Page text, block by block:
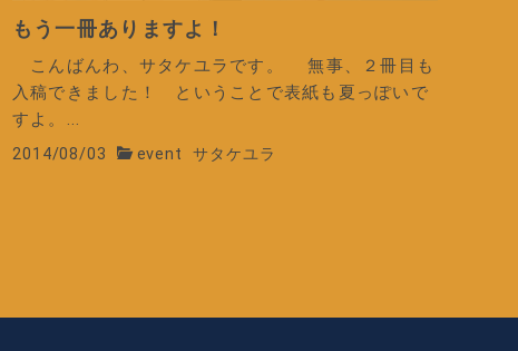
もう一冊ありますよ！
こんばんわ、サタケユラです。 無事、２冊目も
入稿できました！ ということで表紙も夏っぽいで
すよ。...
2014/08/03 event サタケユラ